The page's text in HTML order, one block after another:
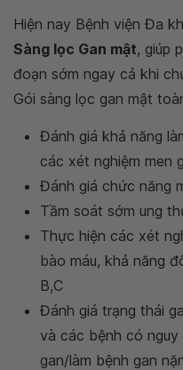
Hiện nay Bệnh viện Đa
Sàng lọc Gan mật, giúp
đoạn sớm ngay cả khi
Gói sàng lọc gan mật
Đánh giá khả năng
các xét nghiệm men
Đánh giá chức năng
Tầm soát sớm ung
Thực hiện các xét
bào máu, khả năng
B,C
Đánh giá trạng thái
và các bệnh có
gan/làm bệnh gan